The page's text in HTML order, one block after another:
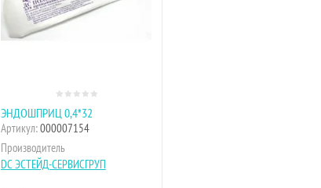
ЭНДОШПРИЦ 0,4*32
Артикул:000007154
Производитель
DC ЭСТЕЙД-СЕРВИСГРУП